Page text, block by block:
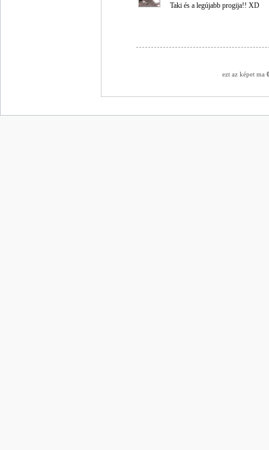
Taki és a legújabb progija!! XD
ezt az képet ma